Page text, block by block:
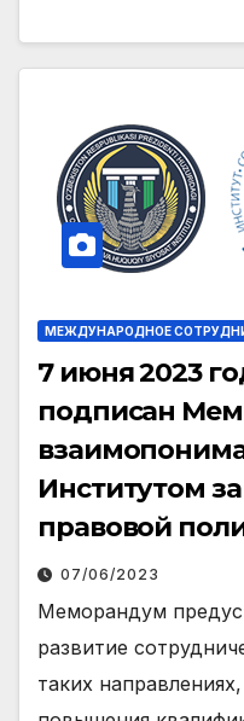
МЕЖДУНАРОДНОЕ
7 июня 2023
подписан
Институтом
правовой
Президенте
Узбекистан и
Институтом
политических
07/06/2023
Меморандум
развитие
таких